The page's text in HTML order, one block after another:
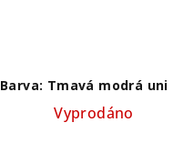
Barva: Tmavá modrá uni
Vyprodáno